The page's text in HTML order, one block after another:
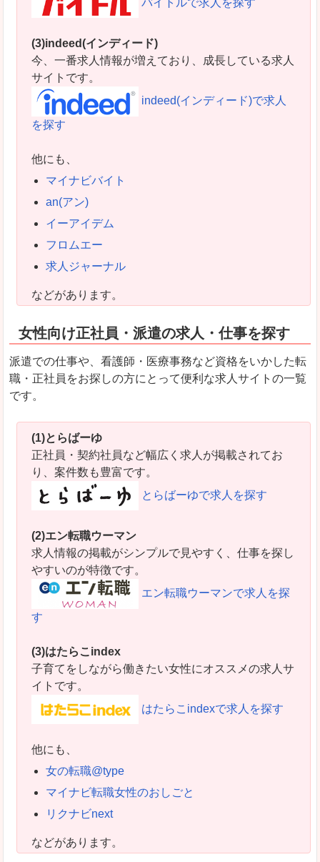
(3)indeed(インディード)
今、一番求人情報が増えており、成長している求人
サイトです。
indeed(インディード)で求人
を探す
他にも、
マイナビバイト
an(アン)
イーアイデム
フロムエー
求人ジャーナル
などがあります。
女性向け正社員・派遣の求人・仕事を探す
派遣での仕事や、看護師・医療事務など資格をいかした転
職・正社員をお探しの方にとって便利な求人サイトの一覧
です。
(1)とらばーゆ
正社員・契約社員など幅広く求人が掲載されてお
り、案件数も豊富です。
とらばーゆで求人を探す
(2)エン転職ウーマン
求人情報の掲載がシンプルで見やすく、仕事を探し
やすいのが特徴です。
エン転職ウーマンで求人を探
す
(3)はたらこindex
子育てをしながら働きたい女性にオススメの求人サ
イトです。
はたらこindexで求人を探す
他にも、
女の転職@type
マイナビ転職女性のおしごと
リクナビnext
などがあります。